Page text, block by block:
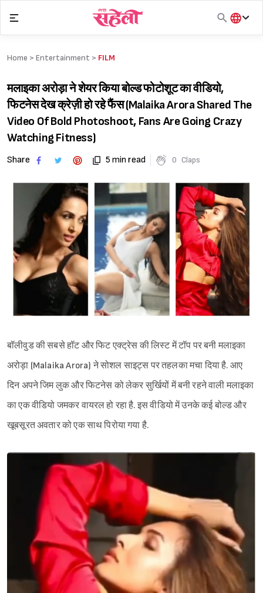
content
हिंदी
Home > Entertainment > FILM
मलाइका अरोड़ा ने शेयर किया बोल्ड फोटोशूट का वीडियो,
फिटनेस देख क्रेज़ी हो रहे फैंस (Malaika Arora Shared The
Video Of Bold Photoshoot, Fans Are Going Crazy
Watching Fitness)
Share 5 min read 0 Claps
बॉलीवुड की सबसे हॉट और फिट एक्ट्रेस की लिस्ट में टॉप पर बनी मलाइका
अरोड़ा (Malaika Arora) ने सोशल साइट्स पर तहलका मचा दिया है. आए
दिन अपने जिम लुक और फिटनेस को लेकर सुर्खियों में बनी रहने वाली मलाइका
का एक वीडियो जमकर वायरल हो रहा है. इस वीडियो में उनके कई बोल्ड और
खूबसूरत अवतार को एक साथ पिरोया गया है.